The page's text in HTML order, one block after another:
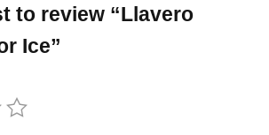
to review “Llavero
Ice”